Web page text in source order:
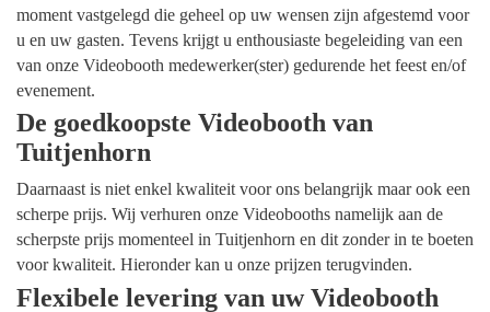
moment vastgelegd die geheel op uw wensen zijn afgestemd voor
u en uw gasten. Tevens krijgt u enthousiaste begeleiding van een
van onze Videobooth medewerker(ster) gedurende het feest en/of
evenement.
De goedkoopste Videobooth van
Tuitjenhorn
Daarnaast is niet enkel kwaliteit voor ons belangrijk maar ook een
scherpe prijs. Wij verhuren onze Videobooths namelijk aan de
scherpste prijs momenteel in Tuitjenhorn en dit zonder in te boeten
voor kwaliteit. Hieronder kan u onze prijzen terugvinden.
Flexibele levering van uw Videobooth